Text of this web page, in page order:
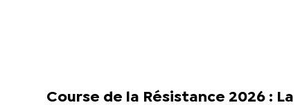
Course de la Résistance 2026 : La